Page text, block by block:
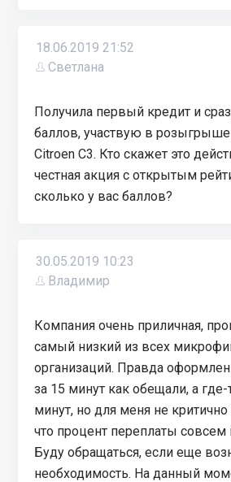
18.06.2019 21:52
Светлана
Получила первый кредит и
баллов, участвую в
Citroen C3. Кто скажет это
честная акция с открытым
сколько у вас баллов?
30.05.2019 10:23
Владимир
Компания очень приличная,
самый низкий из всех
организаций. Правда
за 15 минут как обещали, а где-
минут, но для меня не
что процент переплаты
Буду обращаться, если еще
необходимость. На данный